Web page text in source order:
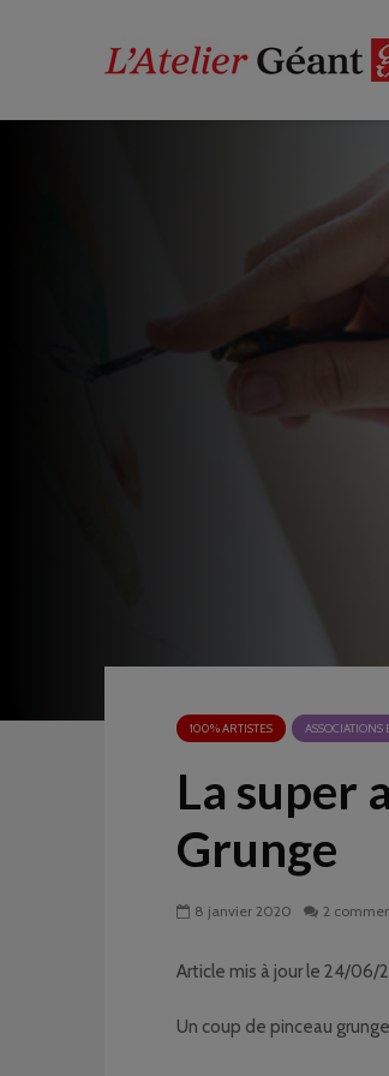
100% ARTISTES ASSOCIATIONS
La super
Grunge
8 janvier 2020 2
Article mis à jour le 24/06/
Un coup de pinceau